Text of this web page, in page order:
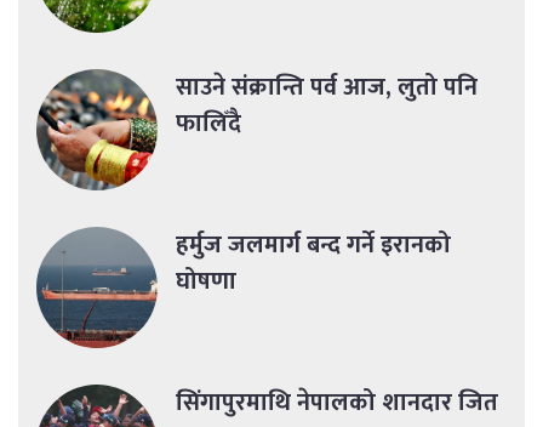
साउने संक्रान्ति पर्व आज, लुतो पनि
फालिँदै
हर्मुज जलमार्ग बन्द गर्ने इरानको
घोषणा
सिंगापुरमाथि नेपालको शानदार जित